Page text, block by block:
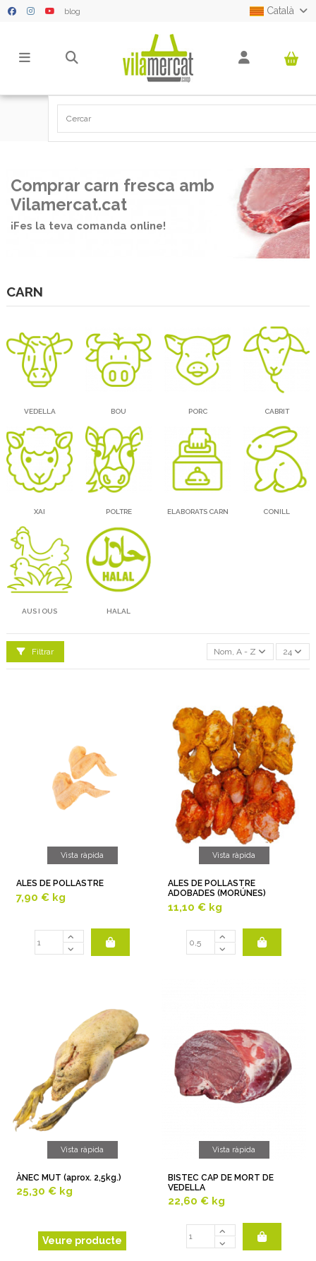
blog Català
Comprar carn fresca amb
Vilamercat.cat
¡Fes la teva comanda online!
CARN
VEDELLA BOU PORC CABRIT
XAI POLTRE ELABORATS CARN CONILL
AUS I OUS HALAL
Filtrar Nom, A - Z 24
Vista ràpida
ALES DE POLLASTRE
7,90 € kg
Vista ràpida
ALES DE POLLASTRE
ADOBADES (MORÚNES)
11,10 € kg
Vista ràpida
ÀNEC MUT (aprox. 2,5kg.)
Veure producte
25,30 € kg
Vista ràpida
BISTEC CAP DE MORT DE
VEDELLA
22,60 € kg